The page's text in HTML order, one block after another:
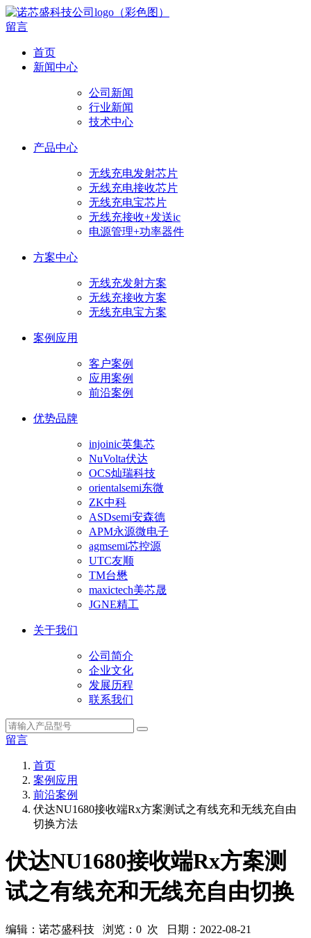
留言
首页
新闻中心
公司新闻
行业新闻
技术中心
产品中心
无线充电发射芯片
无线充电接收芯片
无线充电宝芯片
无线充接收+发送ic
电源管理+功率器件
方案中心
无线充发射方案
无线充接收方案
无线充电宝方案
案例应用
客户案例
应用案例
前沿案例
优势品牌
injoinic英集芯
NuVolta伏达
OCS灿瑞科技
orientalsemi东微
ZK中科
ASDsemi安森德
APM永源微电子
agmsemi芯控源
UTC友顺
TM台懋
maxictech美芯晟
JGNE精工
关于我们
公司简介
企业文化
发展历程
联系我们
留言
首页
案例应用
前沿案例
伏达NU1680接收端Rx方案测试之有线充和无线充自由
切换方法
伏达NU1680接收端Rx方案测
试之有线充和无线充自由切换
编辑：诺芯盛科技 浏览： 0 次 日期：2022-08-21